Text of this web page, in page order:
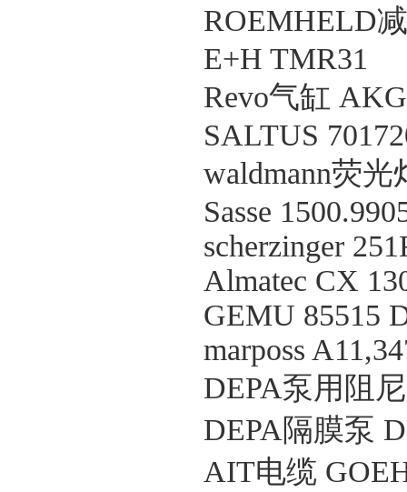
ROEMHELD
E+H TMR31
Revo气缸
SALTUS
waldmann荧光
Sasse
scherzinger
Almatec CX
GEMU 85515
marposs
DEPA泵用阻
DEPA隔膜泵
AIT电缆